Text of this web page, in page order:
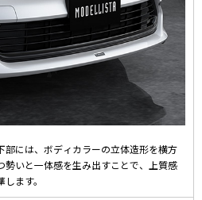
部には、ボディカラーの立体造形を横方
勢いと一体感を生み出すことで、上質感
ます。